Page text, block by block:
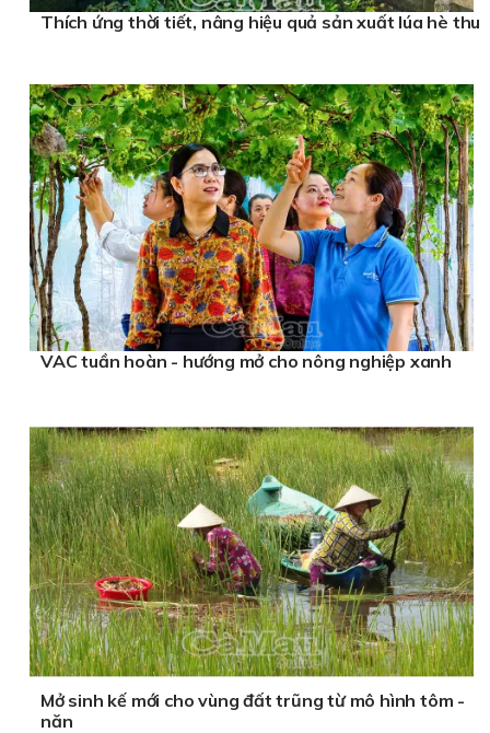
Thích ứng thời tiết, nâng hiệu quả sản xuất lúa hè thu
VAC tuần hoàn - hướng mở cho nông nghiệp xanh
Mở sinh kế mới cho vùng đất trũng từ mô hình tôm -
năn